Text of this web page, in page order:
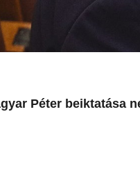
Péter beiktatása